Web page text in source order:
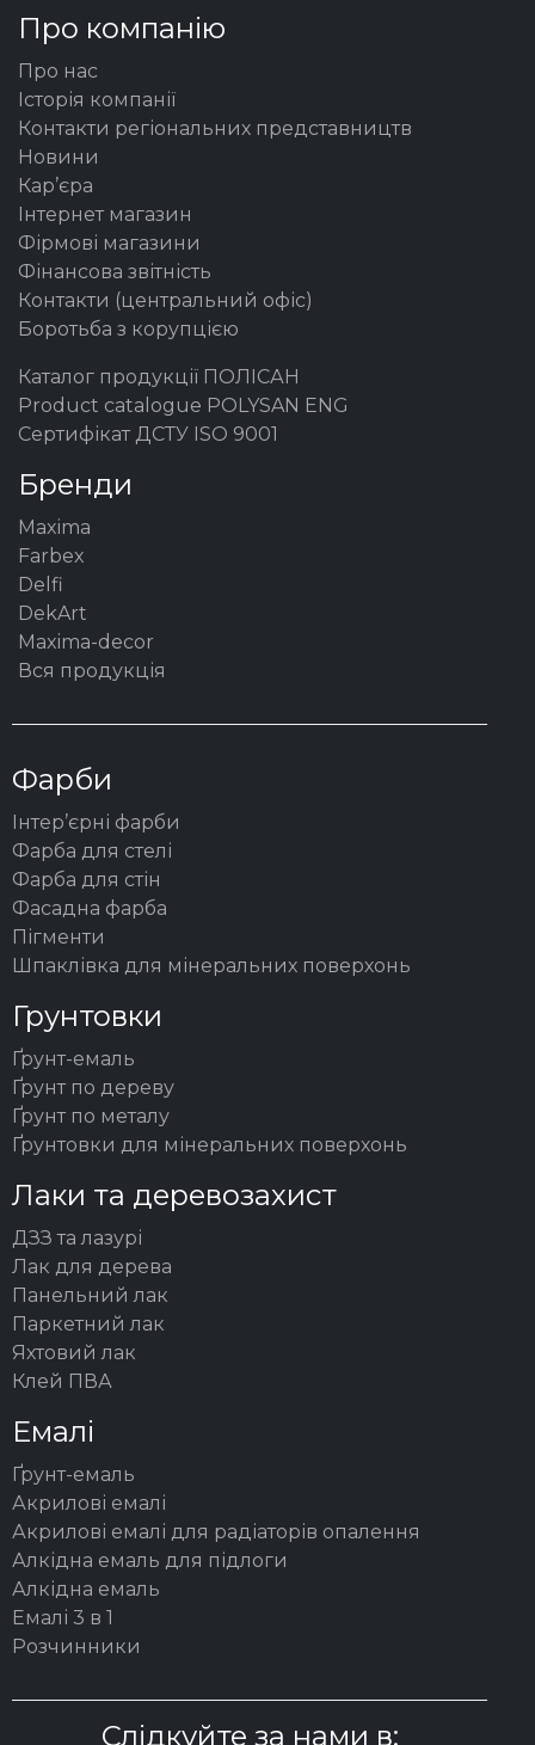
Про компанію
Про нас
Історія компанії
Контакти регіональних представництв
Новини
Кар’єра
Інтернет магазин
Фірмові магазини
Фінансова звітність
Контакти (центральний офіс)
Боротьба з корупцією
Каталог продукції ПОЛІСАН
Product catalogue POLYSAN ENG
Сертифікат ДСТУ ISO 9001
Бренди
Maxima
Farbex
Delfi
DekArt
Maxima-decor
Вся продукція
Фарби
Інтер’єрні фарби
Фарба для стелі
Фарба для стін
Фасадна фарба
Пігменти
Шпаклівка для мінеральних поверхонь
Грунтовки
Ґрунт-емаль
Ґрунт по дереву
Ґрунт по металу
Ґрунтовки для мінеральних поверхонь
Лаки та деревозахист
ДЗЗ та лазурі
Лак для дерева
Панельний лак
Паркетний лак
Яхтовий лак
Клей ПВА
Емалі
Ґрунт-емаль
Акрилові емалі
Акрилові емалі для радіаторів опалення
Алкідна емаль для підлоги
Алкідна емаль
Емалі 3 в 1
Розчинники
Слідкуйте за нами в: